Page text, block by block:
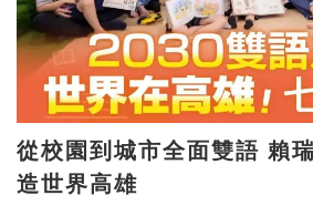
從校園到城市全面雙語 賴瑞隆提7大政策打
造世界高雄